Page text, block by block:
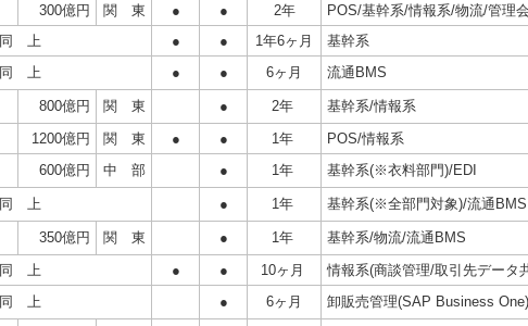
300億円 関 東 ● ● 2年
POS/基幹系/情報系/物流/管理
同 上
● ● 1年6ヶ月
基幹系
同 上
● ● 6ヶ月 流通BMS
800億円 関 東 ● 2年
基幹系/情報系
1200億円 関 東 ● ● 1年
POS/情報系
600億円 中 部 ● 1年 基幹系(※衣料部門)/EDI
同 上 ● 1年 基幹系(※全部門対象)/流通BMS
350億円 関 東 ● 1年
基幹系/物流/流通BMS
同 上
● ● 10ヶ月
情報系(商談管理/取引先データ
同 上
● 6ヶ月 卸販売管理(SAP Business One)